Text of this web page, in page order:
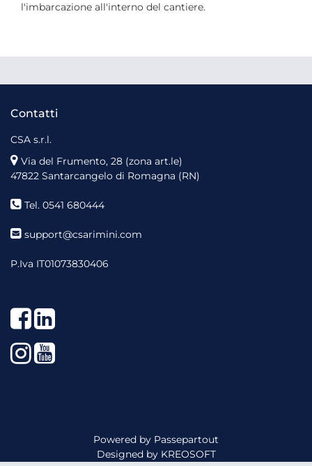
l'imbarcazione all'interno del cantiere.
Contatti
CSA s.r.l.
Via del Frumento, 28 (zona art.le)
47822 Santarcangelo di Romagna (RN)
Tel. 0541 680444
support@csarimini.com
P.Iva IT01073830406
Facebook
LinkedIn
Instagram
YouTube
Powered by Passepartout
Designed by KREOSOFT